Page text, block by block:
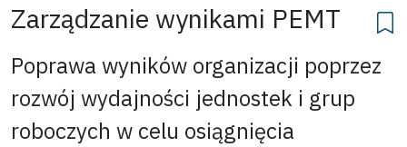
Zarządzanie wynikami PEMT
Poprawa wyników organizacji poprzez
rozwój wydajności jednostek i grup
roboczych w celu osiągnięcia